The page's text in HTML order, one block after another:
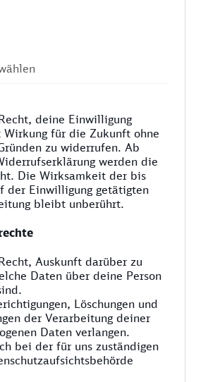
deine Einwilligung
für die Zukunft ohne
zu widerrufen. Ab
werden die
Die Wirksamkeit der bis
der Einwilligung getätigten
bleibt unberührt.
Auskunft darüber zu
Daten über deine Person
Löschungen und
der Verarbeitung deiner
Daten verlangen.
bei der für uns zuständigen